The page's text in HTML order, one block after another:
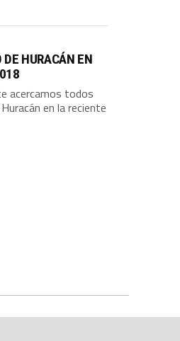
DE HURACÁN EN
acercamos todos
en la reciente